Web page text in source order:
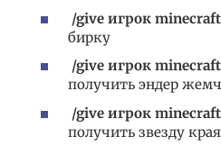
/give игрок
бирку
/give игрок
получить эндер
/give игрок
получить звезду края